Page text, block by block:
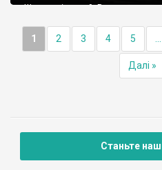
Шевченківський, Володимир-
1 2 3 4 5
Далі »
Станьте